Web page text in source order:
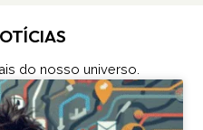
do nosso universo.